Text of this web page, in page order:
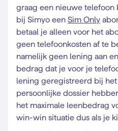
graag een nieuwe telefoon
bij Simyo een Sim Only
betaal je alleen voor het
geen telefoonkosten af te
namelijk geen lening aan
bedrag dat je voor je
lening geregistreerd bij het
persoonlijke dossier
het maximale leenbedrag
win-win situatie dus als je